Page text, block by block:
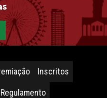
Inscritos
Regulamento